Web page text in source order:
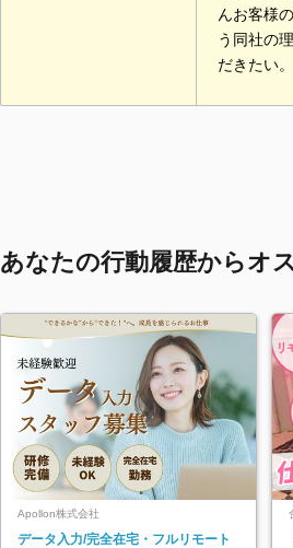
んお客様
う同社の
だきたい。
あなたの行動履歴からオ
Apollon株式会社
データ入力/完全在宅・フルリモート